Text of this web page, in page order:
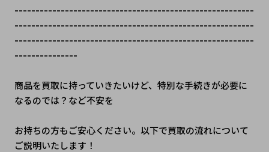
---------------------------------------------------------
---------------------------------------------------------
---------------------------------------------------------
---------------
商品を買取に持っていきたいけど、特別な手続きが必要に
なるのでは？など不安を
お持ちの方もご安心ください。以下で買取の流れについて
ご説明いたします！